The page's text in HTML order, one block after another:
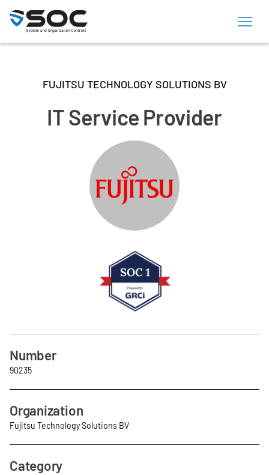
FUJITSU TECHNOLOGY SOLUTIONS BV
IT Service Provider
Number
90235
Organization
Fujitsu Technology Solutions BV
Category